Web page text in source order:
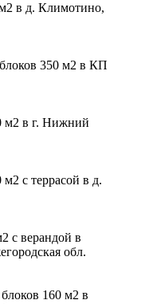
в д. Климотино,
350 м2 в КП
м2 в г. Нижний
с террасой в д.
с верандой в
обл.
160 м2 в